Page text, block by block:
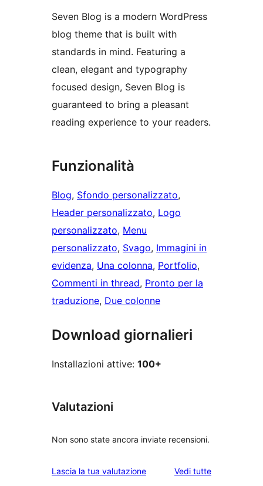
Seven Blog is a modern WordPress
blog theme that is built with
standards in mind. Featuring a
clean, elegant and typography
focused design, Seven Blog is
guaranteed to bring a pleasant
reading experience to your readers.
Funzionalità
Blog, Sfondo personalizzato
Header personalizzato, Logo
personalizzato, Menu
personalizzato, Svago, Immagini in
evidenza, Una colonna, Portfolio
Commenti in thread, Pronto per la
traduzione, Due colonne
Download giornalieri
Installazioni attive: 100+
Valutazioni
Non sono state ancora inviate recensioni.
Lascia la tua valutazione Vedi tuttele